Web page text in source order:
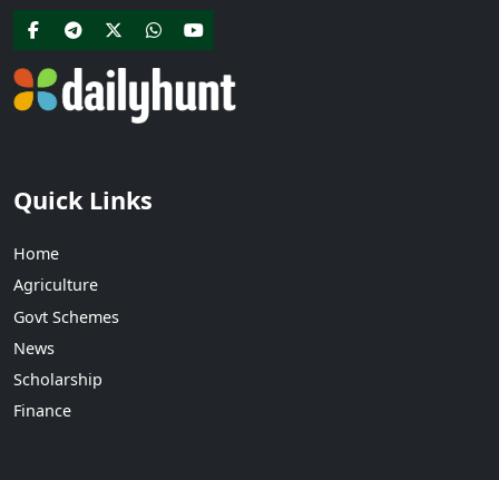
Quick Links
Home
Agriculture
Govt Schemes
News
Scholarship
Finance